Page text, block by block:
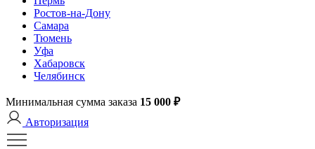
Ростов-на-Дону
Самара
Тюмень
Уфа
Хабаровск
Челябинск
Минимальная сумма заказа 15 000 ₽
Авторизация